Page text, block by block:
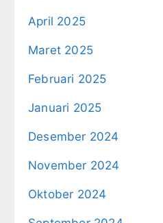
April 2025
Maret 2025
Februari 2025
Januari 2025
Desember 2024
November 2024
Oktober 2024